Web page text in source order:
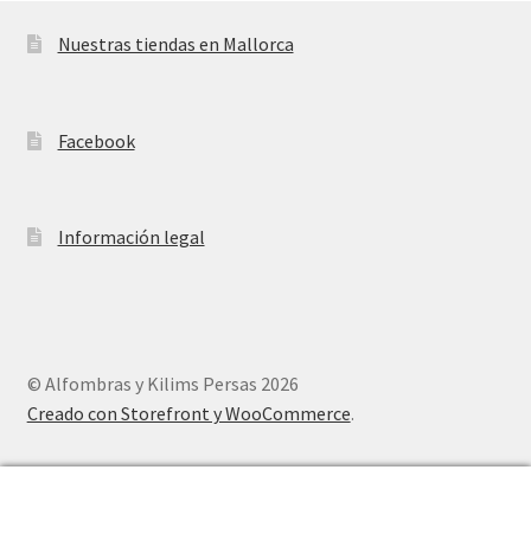
Nuestras tiendas en Mallorca
Facebook
Información legal
© Alfombras y Kilims Persas 2026
Creado con Storefront y WooCommerce.